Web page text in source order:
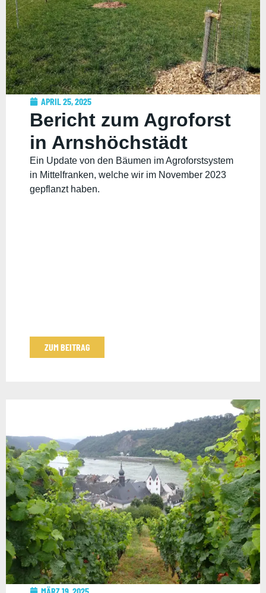
APRIL 25, 2025
Bericht zum Agroforst
in Arnshöchstädt
Ein Update von den Bäumen im Agroforstsystem
in Mittelfranken, welche wir im November 2023
gepflanzt haben.
ZUM BEITRAG